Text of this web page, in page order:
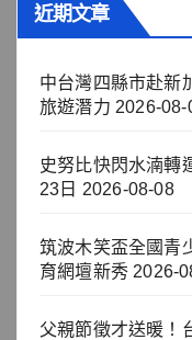
近期文章
中台灣四縣市赴
旅遊潛力 2026-08-
史努比快閃水湳
23日 2026-08-08
筑波木笑盃全國
育網壇新秀 2026-
父親節徵才送暖